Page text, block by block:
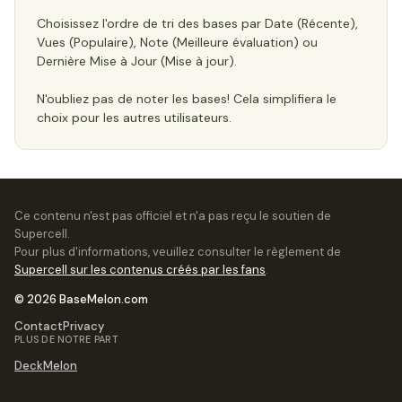
Choisissez l'ordre de tri des bases par Date (Récente),
Vues (Populaire), Note (Meilleure évaluation) ou
Dernière Mise à Jour (Mise à jour).
N'oubliez pas de noter les bases! Cela simplifiera le
choix pour les autres utilisateurs.
Ce contenu n'est pas officiel et n'a pas reçu le soutien de
Supercell.
Pour plus d'informations, veuillez consulter le règlement de
Supercell sur les contenus créés par les fans.
© 2026 BaseMelon.com
ContactPrivacy
PLUS DE NOTRE PART
DeckMelon